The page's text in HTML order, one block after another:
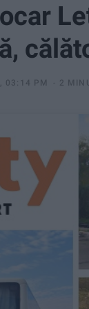
03:14 PM 2